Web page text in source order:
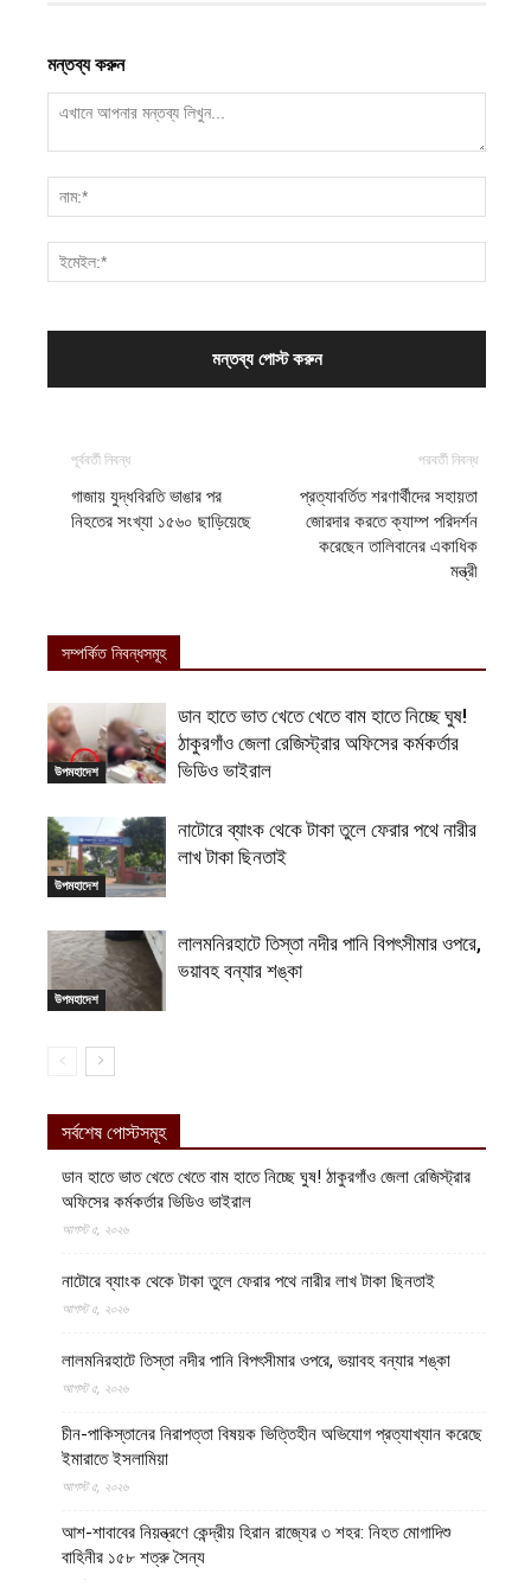
মন্তব্য করুন
পূর্ববর্তী নিবন্ধ
গাজায় যুদ্ধবিরতি ভাঙার পর
নিহতের সংখ্যা ১৫৬০ ছাড়িয়েছে
পরবর্তী নিবন্ধ
প্রত্যাবর্তিত শরণার্থীদের সহায়তা
জোরদার করতে ক্যাম্প পরিদর্শন
করেছেন তালিবানের একাধিক
মন্ত্রী
সম্পর্কিত নিবন্ধসমূহ
উপমহাদেশ
ডান হাতে ভাত খেতে খেতে বাম হাতে নিচ্ছে ঘুষ!
ঠাকুরগাঁও জেলা রেজিস্ট্রার অফিসের কর্মকর্তার
ভিডিও ভাইরাল
উপমহাদেশ
নাটোরে ব্যাংক থেকে টাকা তুলে ফেরার পথে নারীর
লাখ টাকা ছিনতাই
উপমহাদেশ
লালমনিরহাটে তিস্তা নদীর পানি বিপৎসীমার ওপরে,
ভয়াবহ বন্যার শঙ্কা
সর্বশেষ পোস্টসমূহ
ডান হাতে ভাত খেতে খেতে বাম হাতে নিচ্ছে ঘুষ! ঠাকুরগাঁও জেলা রেজিস্ট্রার
অফিসের কর্মকর্তার ভিডিও ভাইরাল
আগস্ট ৫, ২০২৬
নাটোরে ব্যাংক থেকে টাকা তুলে ফেরার পথে নারীর লাখ টাকা ছিনতাই
আগস্ট ৫, ২০২৬
লালমনিরহাটে তিস্তা নদীর পানি বিপৎসীমার ওপরে, ভয়াবহ বন্যার শঙ্কা
আগস্ট ৫, ২০২৬
চীন-পাকিস্তানের নিরাপত্তা বিষয়ক ভিত্তিহীন অভিযোগ প্রত্যাখ্যান করেছে
ইমারাতে ইসলামিয়া
আগস্ট ৫, ২০২৬
আশ-শাবাবের নিয়ন্ত্রণে কেন্দ্রীয় হিরান রাজ্যের ৩ শহর: নিহত মোগাদিশু
বাহিনীর ১৫৮ শত্রু সৈন্য
আগস্ট ৫, ২০২৬